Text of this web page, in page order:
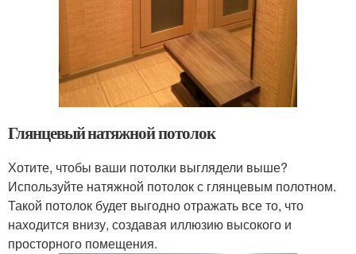
Глянцевый натяжной потолок
Хотите, чтобы ваши потолки выглядели выше?
Используйте натяжной потолок с глянцевым полотном.
Такой потолок будет выгодно отражать все то, что
находится внизу, создавая иллюзию высокого и
просторного помещения.